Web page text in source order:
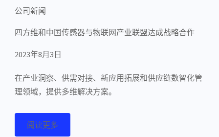
公司新闻
四方维和中国传感器与物联网产业联盟达成战略合作
2023年8月3日
在产业洞察、供需对接、新应用拓展和供应链数智化管
理领域，提供多维解决方案。
阅读更多